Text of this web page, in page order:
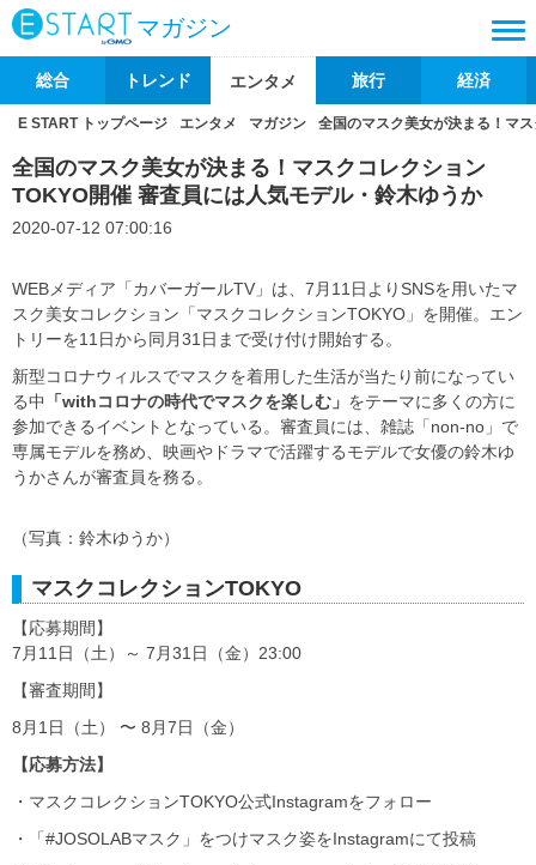
マガジン
総合 トレンド エンタメ 旅行 経済
E START トップページ エンタメ マガジン 全国のマスク美女が決まる！マ
全国のマスク美女が決まる！マスクコレクション
TOKYO開催 審査員には人気モデル・鈴木ゆうか
2020-07-12 07:00:16
WEBメディア「カバーガールTV」は、7月11日よりSNSを用いたマ
スク美女コレクション「マスクコレクションTOKYO」を開催。エン
トリーを11日から同月31日まで受け付け開始する。
新型コロナウィルスでマスクを着用した生活が当たり前になってい
る中
「withコロナの時代でマスクを楽しむ」 をテーマに多くの方に
参加できるイベントとなっている。審査員には、雑誌「non-no」で
専属モデルを務め、映画やドラマで活躍するモデルで女優の鈴木ゆ
うかさんが審査員を務る。
（写真：鈴木ゆうか）
マスクコレクションTOKYO
【応募期間】
7月11日（土）～ 7月31日（金）23:00
【審査期間】
8月1日（土） 〜 8月7日（金）
【応募方法】
・マスクコレクションTOKYO公式Instagramをフォロー
・「#JOSOLABマスク」をつけマスク姿をInstagramにて投稿